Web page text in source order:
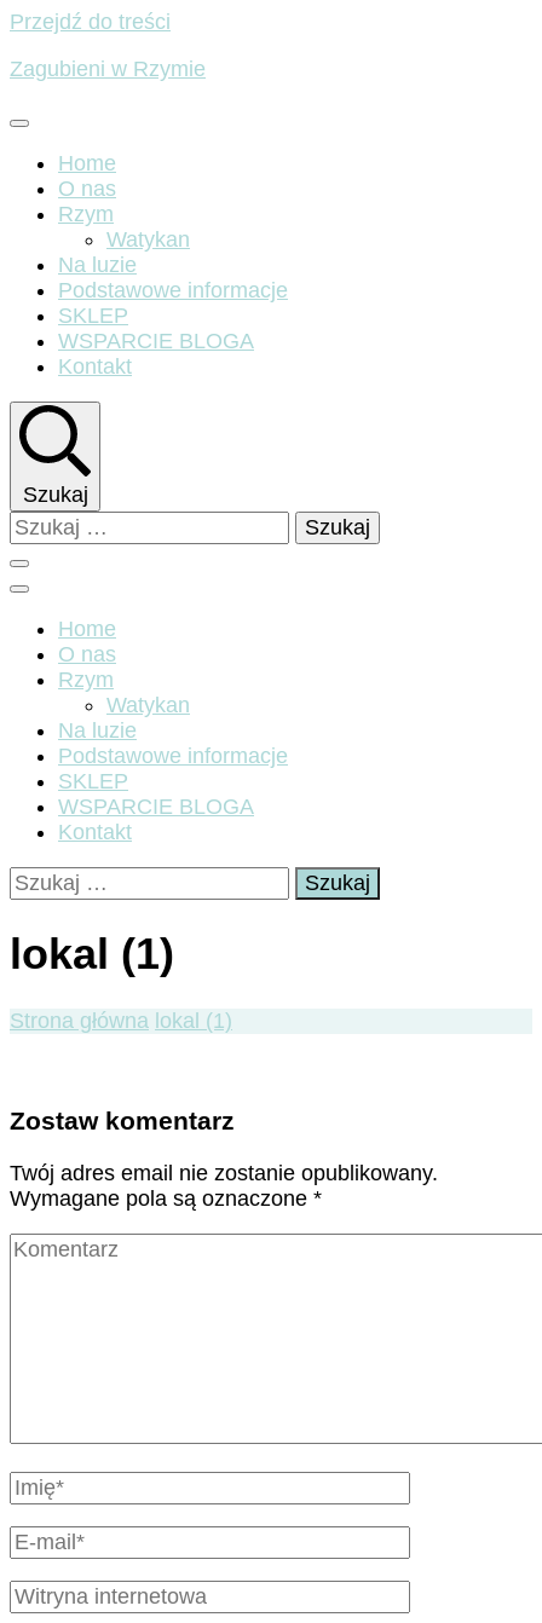
Przejdź do treści
Zagubieni w Rzymie
Home
O nas
Rzym
Watykan
Na luzie
Podstawowe informacje
SKLEP
WSPARCIE BLOGA
Kontakt
Szukaj
Szukaj:
Home
O nas
Rzym
Watykan
Na luzie
Podstawowe informacje
SKLEP
WSPARCIE BLOGA
Kontakt
Szukaj:
lokal (1)
Strona główna lokal (1)
Zostaw komentarz
Twój adres email nie zostanie opublikowany.
Wymagane pola są oznaczone *